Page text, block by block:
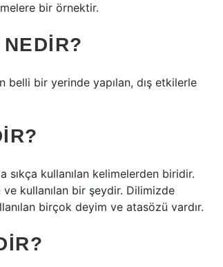
bir örnektir.
bir yerinde yapılan, dış etkilerle
sıkça kullanılan kelimelerden biridir.
kullanılan bir şeydir. Dilimizde
birçok deyim ve atasözü vardır.